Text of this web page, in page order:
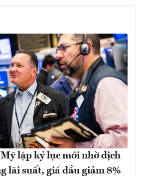
lập kỷ lục mới nhờ dịch
lãi suất, giá dầu giảm 8%